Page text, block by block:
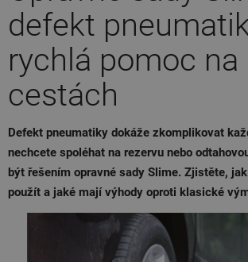
defekt
rychlá pomoc na
cestách
Defekt pneumatiky dokáže zkomplikovat
nechcete spoléhat na rezervu nebo
být řešením opravné sady Slime. Zjistěte,
použít a jaké mají výhody oproti klasické